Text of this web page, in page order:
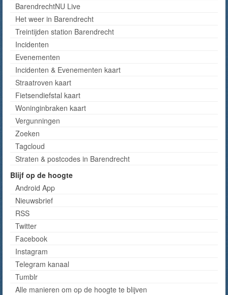
BarendrechtNU Live
Het weer in Barendrecht
Treintijden station Barendrecht
Incidenten
Evenementen
Incidenten & Evenementen kaart
Straatroven kaart
Fietsendiefstal kaart
Woninginbraken kaart
Vergunningen
Zoeken
Tagcloud
Straten & postcodes in Barendrecht
Blijf op de hoogte
Android App
Nieuwsbrief
RSS
Twitter
Facebook
Instagram
Telegram kanaal
Tumblr
Alle manieren om op de hoogte te blijven